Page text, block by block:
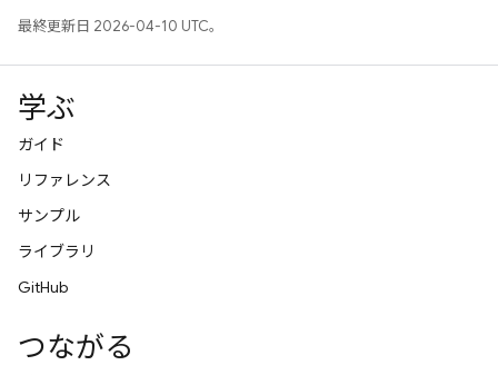
最終更新日 2026-04-10 UTC。
学ぶ
ガイド
リファレンス
サンプル
ライブラリ
GitHub
つながる